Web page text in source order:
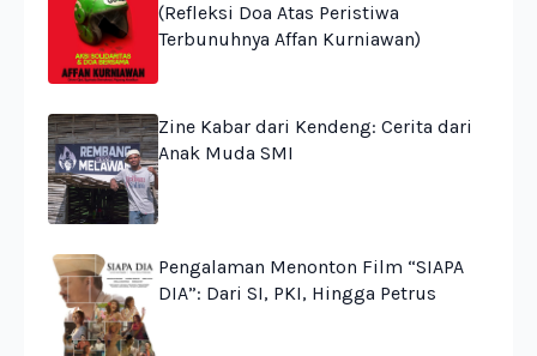
(Refleksi Doa Atas Peristiwa
Terbunuhnya Affan Kurniawan)
Zine Kabar dari Kendeng: Cerita dari
Anak Muda SMI
Pengalaman Menonton Film “SIAPA
DIA”: Dari SI, PKI, Hingga Petrus